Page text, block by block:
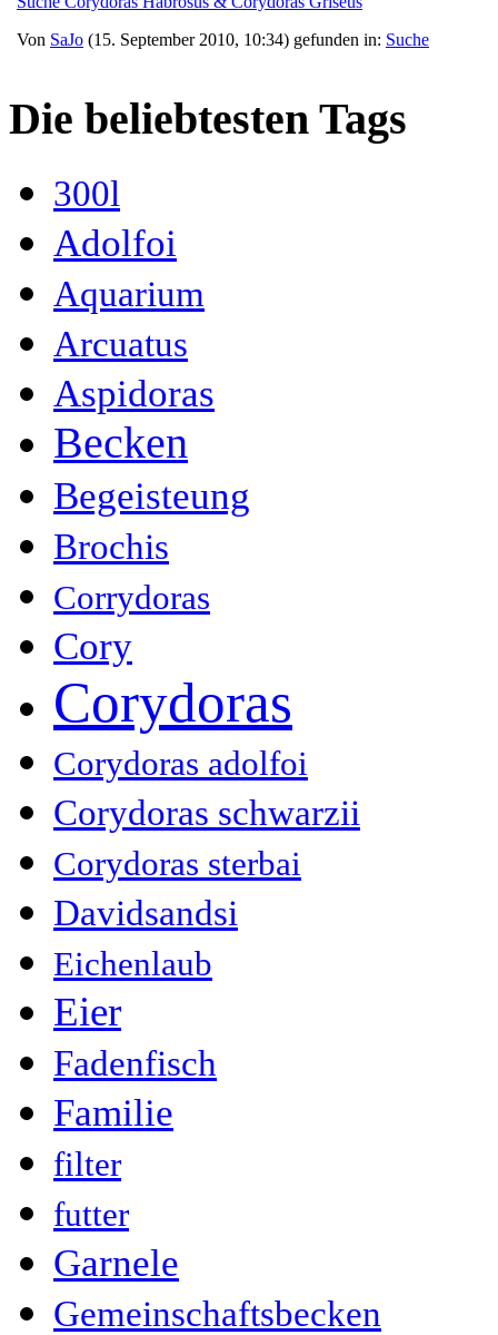
Von SaJo (15. September 2010, 10:34) gefunden in: Suche
Die beliebtesten Tags
300l
Adolfoi
Aquarium
Arcuatus
Aspidoras
Becken
Begeisteung
Brochis
Corrydoras
Cory
Corydoras
Corydoras adolfoi
Corydoras schwarzii
Corydoras sterbai
Davidsandsi
Eichenlaub
Eier
Fadenfisch
Familie
filter
futter
Garnele
Gemeinschaftsbecken